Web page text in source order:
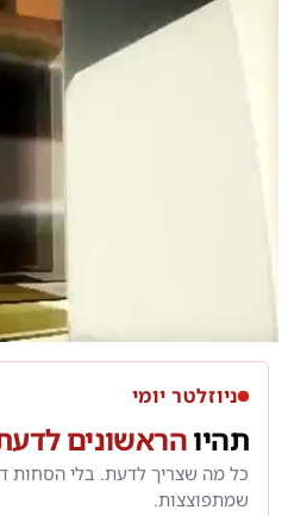
ניוזלטר יומי
תהיוהראשונים
כל מה שצריך לדעת. בלי הסחות
שמתפוצצות.